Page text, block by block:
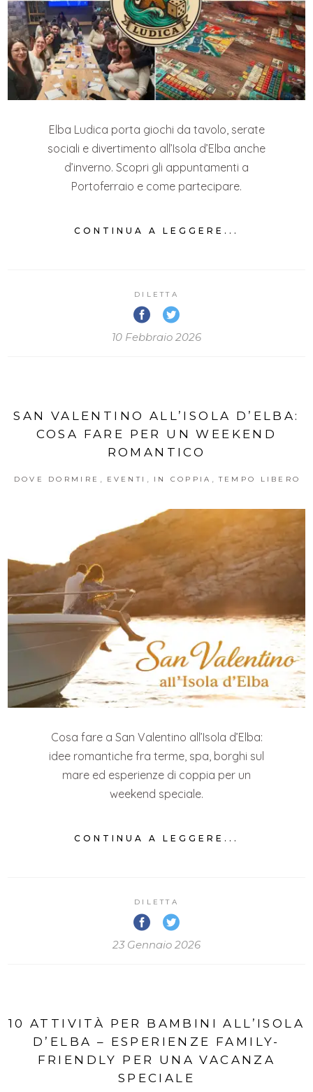
Elba Ludica porta giochi da tavolo, serate
sociali e divertimento all’Isola d’Elba anche
d’inverno. Scopri gli appuntamenti a
Portoferraio e come partecipare.
CONTINUA A LEGGERE...
DILETTA
10 Febbraio 2026
SAN VALENTINO ALL’ISOLA D’ELBA:
COSA FARE PER UN WEEKEND
ROMANTICO
DOVE DORMIRE EVENTI IN COPPIA TEMPO LIBERO
Cosa fare a San Valentino all’Isola d’Elba:
idee romantiche fra terme, spa, borghi sul
mare ed esperienze di coppia per un
weekend speciale.
CONTINUA A LEGGERE...
DILETTA
23 Gennaio 2026
10 ATTIVITÀ PER BAMBINI ALL’ISOLA
D’ELBA – ESPERIENZE FAMILY-
FRIENDLY PER UNA VACANZA
SPECIALE